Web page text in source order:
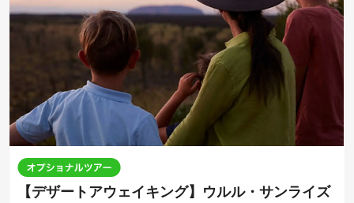
【デザートアウェイキング】ウルル・サンライズ